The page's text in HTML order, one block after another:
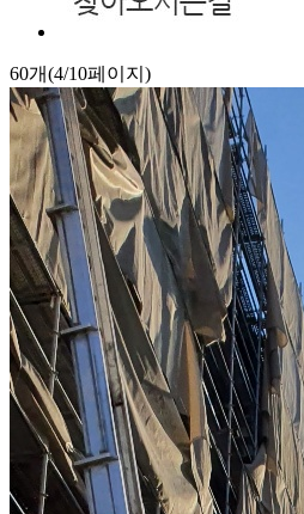
60개(4/10페이지)